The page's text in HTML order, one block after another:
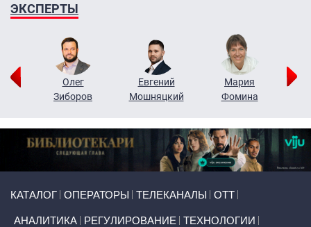
ЭКСПЕРТЫ
Олег
Зиборов
Евгений
Мошняцкий
Мария
Фомина
КАТАЛОГ ОПЕРАТОРЫ ТЕЛЕКАНАЛЫ ОТТ
АНАЛИТИКА РЕГУЛИРОВАНИЕ ТЕХНОЛОГИИ